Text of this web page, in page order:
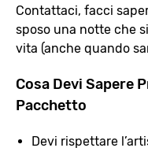
Contattaci, facci
sposo una notte che
vita (anche quando
Cosa Devi Sapere
Pacchetto
Devi rispettare